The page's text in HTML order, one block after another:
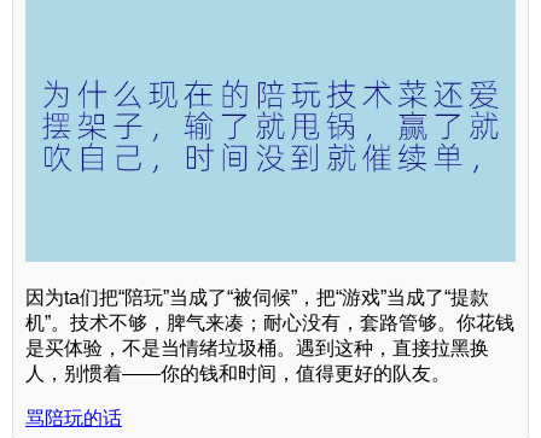
因为ta们把“陪玩”当成了“被伺候”，把“游戏”当成了“提款
机”。技术不够，脾气来凑；耐心没有，套路管够。你花钱
是买体验，不是当情绪垃圾桶。遇到这种，直接拉黑换
人，别惯着——你的钱和时间，值得更好的队友。
骂陪玩的话